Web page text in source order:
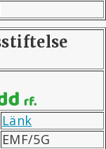
Länk
EMF/5G